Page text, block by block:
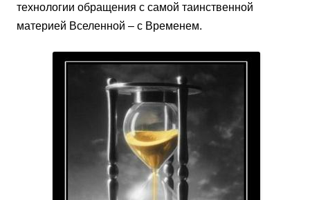
технологии обращения с самой таинственной
материей Вселенной – с Временем.